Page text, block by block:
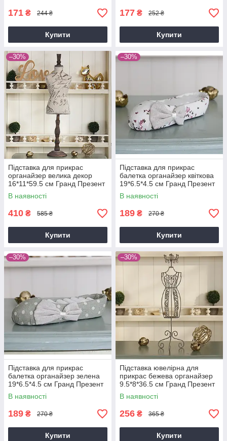
171 ₴ 244 ₴
Купити
177 ₴ 252 ₴
Купити
–30%
Підставка для прикрас
органайзер велика декор
16*11*59.5 см Гранд Презент
GM09-J9058
В наявності
410 ₴ 585 ₴
Купити
–30%
Підставка для прикрас
балетка органайзер квіткова
19*6.5*4.5 см Гранд Презент
GM09-J9023A
В наявності
189 ₴ 270 ₴
Купити
–30%
Підставка для прикрас
балетка органайзер зелена
19*6.5*4.5 см Гранд Презент
GM09-J9023B
В наявності
189 ₴ 270 ₴
Купити
–30%
Підставка ювелірна для
прикрас бежева органайзер
9.5*8*36.5 см Гранд Презент
GM19-13225A
В наявності
256 ₴ 365 ₴
Купити